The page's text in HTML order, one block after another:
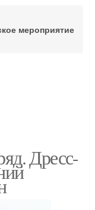
мероприятие
Дресс-